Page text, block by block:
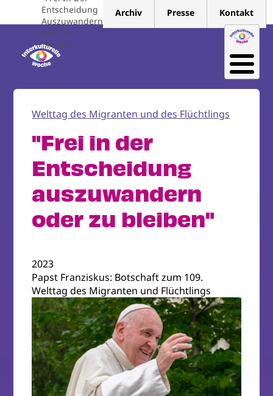
Entscheidung
Auszuwandern
oder Zu
Bleiben"
Archiv Presse Kontakt
Welttag des Migranten und des Flüchtlings
"Frei in der
Entscheidung
auszuwandern
oder zu bleiben"
2023
Papst Franziskus: Botschaft zum 109.
Welttag des Migranten und Flüchtlings